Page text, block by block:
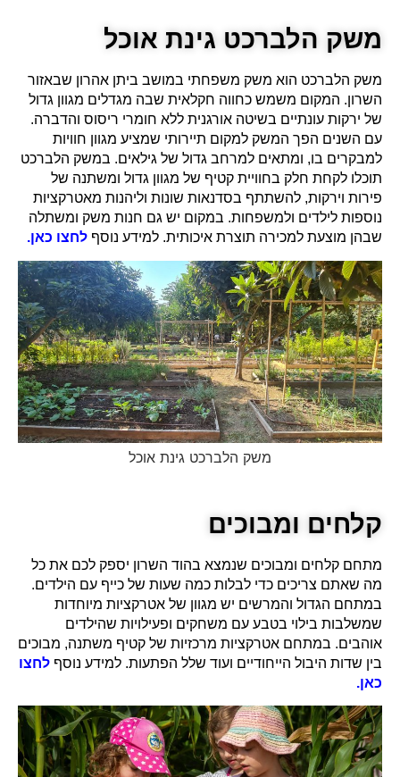
משק הלברכט גינת אוכל
משק הלברכט הוא משק משפחתי במושב ביתן אהרון שבאזור
השרון. המקום משמש כחווה חקלאית שבה מגדלים מגוון גדול
של ירקות עונתיים בשיטה אורגנית ללא חומרי ריסוס והדברה.
עם השנים הפך המשק למקום תיירותי שמציע מגוון חוויות
למבקרים בו, ומתאים למרחב גדול של גילאים. במשק הלברכט
תוכלו לקחת חלק בחוויית קטיף של מגוון גדול ומשתנה של
פירות וירקות, להשתתף בסדנאות שונות וליהנות מאטרקציות
נוספות לילדים ולמשפחות. במקום יש גם חנות משק ומשתלה
שבהן מוצעת למכירה תוצרת איכותית. למידע נוסף לחצו כאן.
משק הלברכט גינת אוכל
קלחים ומבוכים
מתחם קלחים ומבוכים שנמצא בהוד השרון יספק לכם את כל
מה שאתם צריכים כדי לבלות כמה שעות של כייף עם הילדים.
במתחם הגדול והמרשים יש מגוון של אטרקציות מיוחדות
שמשלבות בילוי בטבע עם משחקים ופעילויות שהילדים
אוהבים. במתחם אטרקציות מרכזיות של קטיף משתנה, מבוכים
בין שדות היבול הייחודיים ועוד שלל הפתעות. למידע נוסף לחצו
כאן.